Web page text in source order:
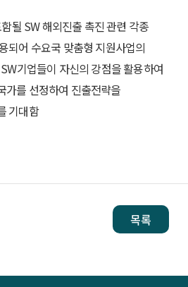
될 SW 해외진출 촉진 관련 각종
되어 수요국 맞춤형 지원사업의
기업들이 자신의 강점을 활용하여
가를 선정하여 진출전략을
기대함
목록